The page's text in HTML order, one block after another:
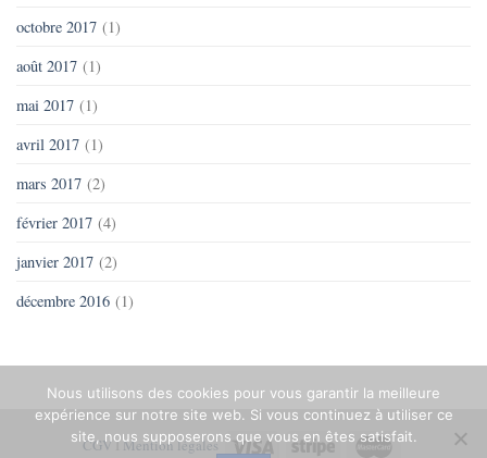
octobre 2017 (1)
août 2017 (1)
mai 2017 (1)
avril 2017 (1)
mars 2017 (2)
février 2017 (4)
janvier 2017 (2)
décembre 2016 (1)
CGVIMention légales
Nous utilisons des cookies pour vous garantir la meilleure
expérience sur notre site web. Si vous continuez à utiliser ce
site, nous supposerons que vous en êtes satisfait.